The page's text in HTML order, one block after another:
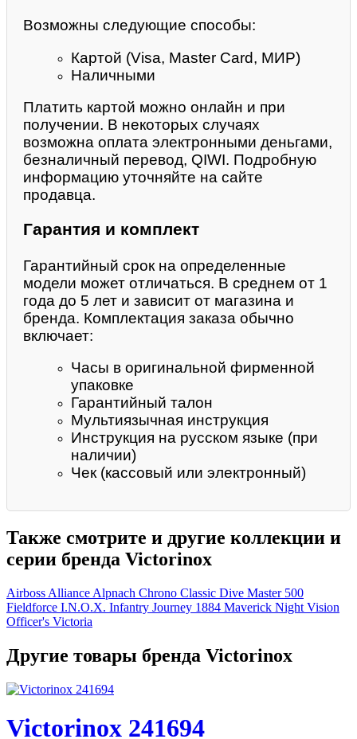
Возможны следующие способы:
Картой (Visa, Master Card, МИР)
Наличными
Платить картой можно онлайн и при
получении. В некоторых случаях
возможна оплата электронными деньгами,
безналичный перевод, QIWI. Подробную
информацию уточняйте на сайте
продавца.
Гарантия и комплект
Гарантийный срок на определенные
модели может отличаться. В среднем от 1
года до 5 лет и зависит от магазина и
бренда. Комплектация заказа обычно
включает:
Часы в оригинальной фирменной
упаковке
Гарантийный талон
Мультиязычная инструкция
Инструкция на русском языке (при
наличии)
Чек (кассовый или электронный)
Также смотрите и другие коллекции и
серии бренда Victorinox
Airboss Alliance Alpnach Chrono Classic Dive Master 500
Fieldforce I.N.O.X. Infantry Journey 1884 Maverick Night Vision
Officer's Victoria
Другие товары бренда Victorinox
Victorinox 241694